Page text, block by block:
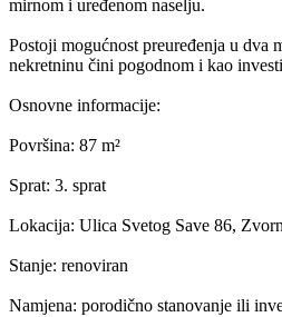
mirnom i uređenom naselju.
Postoji mogućnost preuređenja u dva
nekretninu čini pogodnom i kao
Osnovne informacije:
Površina: 87 m²
Sprat: 3. sprat
Lokacija: Ulica Svetog Save 86,
Stanje: renoviran
Namjena: porodično stanovanje ili